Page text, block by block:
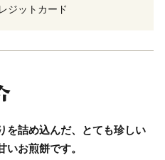
ジットカード
を詰め込んだ、とても珍しい
お煎餅です。